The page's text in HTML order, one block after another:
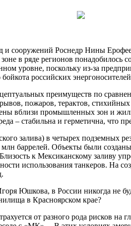
и сооружений Роснедр Нины
в ряде регионов понадобилось
уровне, поскольку из-за
российских
преимуществ по
пожаров, терактов,
вблизи промышленных зон и
– стабильна и герметична, что
залива) в четырех подземных
баррелей. Объекты были
к Мексиканскому заливу
использования танкеров. На
Юшкова, в России никогда не
в Красноярском крае?
от разного рода рисков на